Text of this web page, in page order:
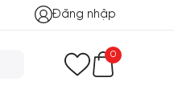
Đăng nhập
0